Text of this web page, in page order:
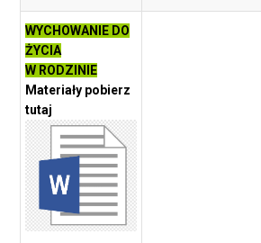
WYCHOWANIE DO
ŻYCIA
W RODZINIE
Materiały pobierz
tutaj